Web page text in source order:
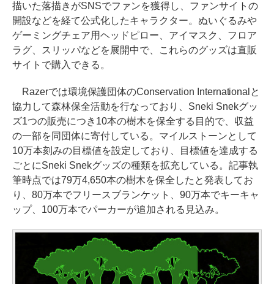
描いた落描きがSNSでファンを獲得し、ファンサイトの
開設などを経て公式化したキャラクター。ぬいぐるみや
ゲーミングチェア用ヘッドピロー、アイマスク、フロア
ラグ、スリッパなどを展開中で、これらのグッズは直販
サイトで購入できる。
Razerでは環境保護団体のConservation Internationalと
協力して森林保全活動を行なっており、Sneki Snekグッ
ズ1つの販売につき10本の樹木を保全する目的で、収益
の一部を同団体に寄付している。マイルストーンとして
10万本刻みの目標値を設定しており、目標値を達成する
ごとにSneki Snekグッズの種類を拡充している。記事執
筆時点では79万4,650本の樹木を保全したと発表してお
り、80万本でフリースブランケット、90万本でキーキャ
ップ、100万本でパーカーが追加される見込み。